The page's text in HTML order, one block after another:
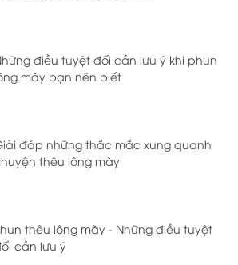
điều tuyệt đối cần lưu ý khi phun
mày bạn nên biết
đáp những thắc mắc xung quanh
thêu lông mày
thêu lông mày - Những điều tuyệt
cần lưu ý